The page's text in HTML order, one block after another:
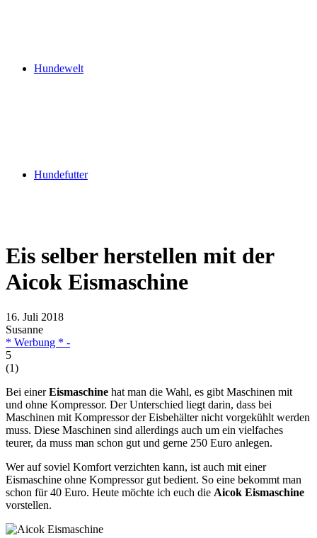
Hundewelt
Hundefutter
Eis selber herstellen mit der
Aicok Eismaschine
16. Juli 2018
Susanne
* Werbung * -
5
(1)
Bei einerEismaschine hat man die Wahl, es gibt Maschinen mit
und ohne Kompressor. Der Unterschied liegt darin, dass bei
Maschinen mit Kompressor der Eisbehälter nicht vorgekühlt werden
muss. Diese Maschinen sind allerdings auch um ein vielfaches
teurer, da muss man schon gut und gerne 250 Euro anlegen.
Wer auf soviel Komfort verzichten kann, ist auch mit einer
Eismaschine ohne Kompressor gut bedient. So eine bekommt man
schon für 40 Euro. Heute möchte ich euch die Aicok Eismaschine
vorstellen.